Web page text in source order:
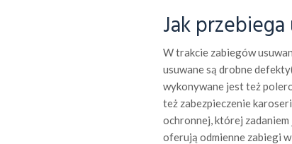
Jak przebiega
W trakcie zabiegów
usuwane są drobne
wykonywane jest też
też zabezpieczenie
ochronnej, której
oferują odmienne zabiegi